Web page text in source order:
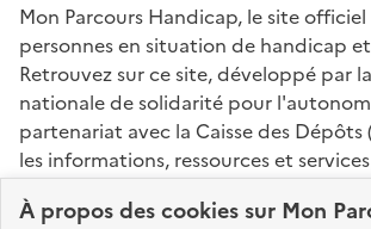
À propos descookiessur Mon
Mon Parcours Handicap, le site
personnes en situation de handicap
Retrouvez sur ce site, développé par
nationale de solidarité pour
partenariat avec la Caisse des Dépôts
les informations, ressources et
connaître vos droits, effectuer vos
identifier vos interlocuteurs.